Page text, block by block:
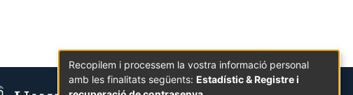
Recopilem i processem la vostra informació personal
amb les finalitats següents: Estadístic & Registre i